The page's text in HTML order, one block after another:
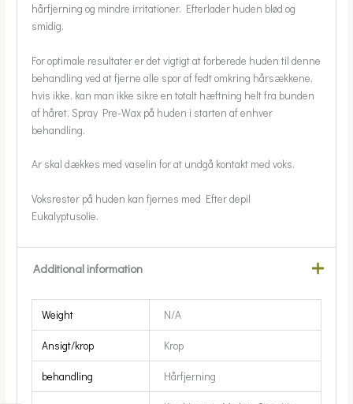
hårfjerning og mindre irritationer. Efterlader huden blød og
smidig.
For optimale resultater er det vigtigt at forberede huden til denne
behandling ved at fjerne alle spor af fedt omkring hårsækkene,
hvis ikke, kan man ikke sikre en totalt hæftning helt fra bunden
af håret. Spray Pre-Wax på huden i starten af enhver
behandling.
Ar skal dækkes med vaselin for at undgå kontakt med voks.
Voksrester på huden kan fjernes med Efter depil
Eukalyptusolie.
Additional information
Weight N/A
Ansigt/krop Krop
behandling Hårfjerning